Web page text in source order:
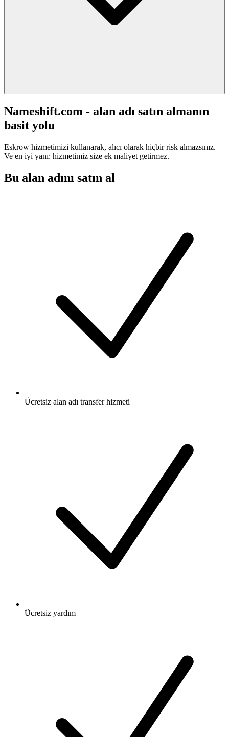
Nameshift.com - alan adı satın almanın
basit yolu
Eskrow hizmetimizi kullanarak, alıcı olarak hiçbir risk almazsınız.
Ve en iyi yanı: hizmetimiz size ek maliyet getirmez.
Bu alan adını satın al
Ücretsiz alan adı transfer hizmeti
Ücretsiz yardım